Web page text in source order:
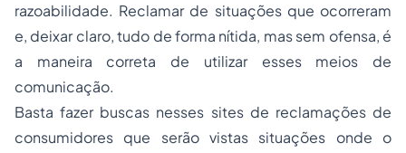
razoabilidade. Reclamar de situações que ocorreram
e, deixar claro, tudo de forma nítida, mas sem ofensa, é
a maneira correta de utilizar esses meios de
comunicação.
Basta fazer buscas nesses sites de reclamações de
consumidores que serão vistas situações onde o